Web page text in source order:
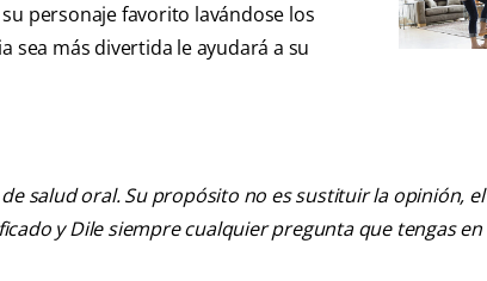
personaje favorito lavándose los
sea más divertida le ayudará a su
salud oral. Su propósito no es sustituir la opinión,
y Dile siempre cualquier pregunta que tengas